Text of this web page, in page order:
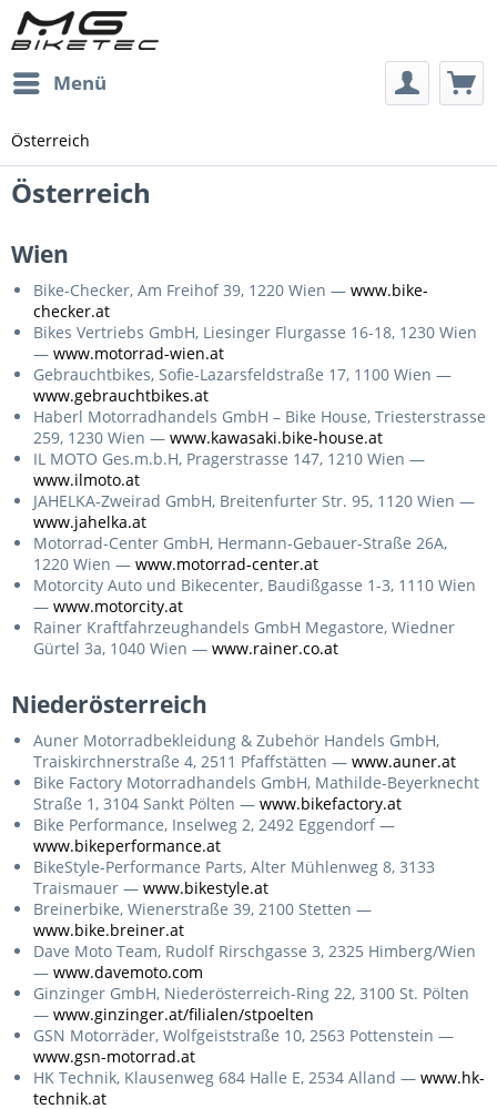
Menü
Österreich
Österreich
Wien
Bike-Checker, Am Freihof 39, 1220 Wien — www.bike-
checker.at
Bikes Vertriebs GmbH, Liesinger Flurgasse 16-18, 1230 Wien
— www.motorrad-wien.at
Gebrauchtbikes, Sofie-Lazarsfeldstraße 17, 1100 Wien —
www.gebrauchtbikes.at
Haberl Motorradhandels GmbH – Bike House, Triesterstrasse
259, 1230 Wien — www.kawasaki.bike-house.at
IL MOTO Ges.m.b.H, Pragerstrasse 147, 1210 Wien —
www.ilmoto.at
JAHELKA-Zweirad GmbH, Breitenfurter Str. 95, 1120 Wien —
www.jahelka.at
Motorrad-Center GmbH, Hermann-Gebauer-Straße 26A,
1220 Wien — www.motorrad-center.at
Motorcity Auto und Bikecenter, Baudißgasse 1-3, 1110 Wien
— www.motorcity.at
Rainer Kraftfahrzeughandels GmbH Megastore, Wiedner
Gürtel 3a, 1040 Wien — www.rainer.co.at
Niederösterreich
Auner Motorradbekleidung & Zubehör Handels GmbH,
Traiskirchnerstraße 4, 2511 Pfaffstätten — www.auner.at
Bike Factory Motorradhandels GmbH, Mathilde-Beyerknecht
Straße 1, 3104 Sankt Pölten — www.bikefactory.at
Bike Performance, Inselweg 2, 2492 Eggendorf —
www.bikeperformance.at
BikeStyle-Performance Parts, Alter Mühlenweg 8, 3133
Traismauer — www.bikestyle.at
Breinerbike, Wienerstraße 39, 2100 Stetten —
www.bike.breiner.at
Dave Moto Team, Rudolf Rirschgasse 3, 2325 Himberg/Wien
— www.davemoto.com
Ginzinger GmbH, Niederösterreich-Ring 22, 3100 St. Pölten
— www.ginzinger.at/filialen/stpoelten
GSN Motorräder, Wolfgeiststraße 10, 2563 Pottenstein —
www.gsn-motorrad.at
HK Technik, Klausenweg 684 Halle E, 2534 Alland — www.hk-
technik.at